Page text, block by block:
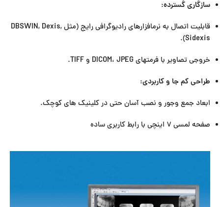
سازگاری گسترده:
قابلیت اتصال به نرمافزارهای رادیوگرافی رایج (مثل DBSWIN, Dexis,
Sidexis).
خروجی تصاویر با فرمتهای DICOM، JPEG و TIFF.
طراحی کم جا و کاربردی:
ابعاد جمع وجور و نصب آسان حتی در کلینیک های کوچک.
صفحه لمسی ۷ اینچی با رابط کاربری ساده